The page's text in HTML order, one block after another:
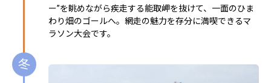
ー”を眺めながら疾走する能取岬を抜けて、一面のひま
わり畑のゴールへ。網走の魅力を存分に満喫できるマ
ラソン大会です。
冬